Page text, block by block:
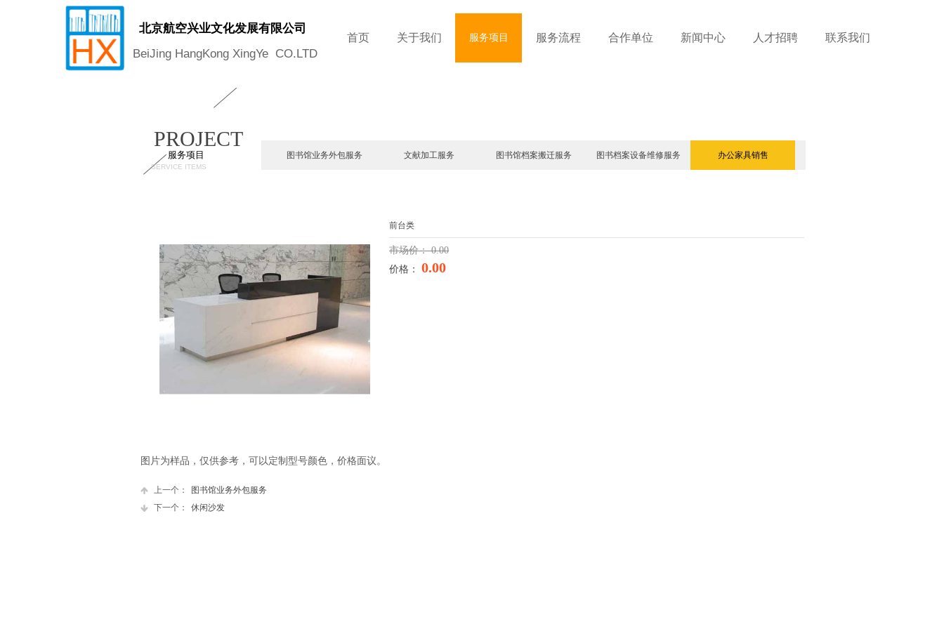
北京航空兴业文化发展有限公司
BeiJingHangKongXingYe CO.LTD
首页 关于我们 服务项目 服务流程 合作单位 新闻中心 人才招聘 联系我们
PROJECT
图书馆业务外包服务 文献加工服务 图书馆档案搬迁服务 图书档案设备维修服务 办公家具销售
服务项目
SERVICE ITEMS
前台类
市场价：0.00
价格： 0.00
图片为样品，仅供参考，可以定制型号颜色，价格面议。
上一个：
图书馆业务外包服务
下一个：
休闲沙发